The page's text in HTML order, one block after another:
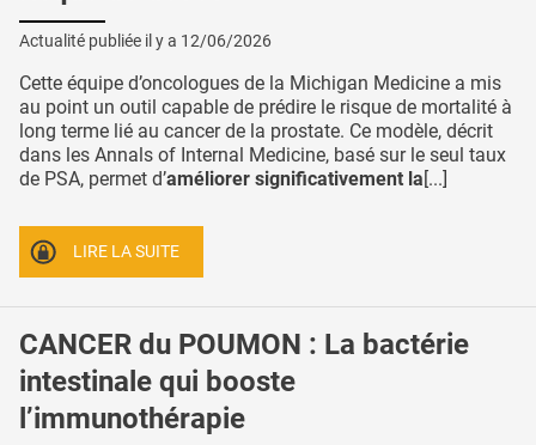
Actualité publiée il y a 12/06/2026
Cette équipe d’oncologues de la Michigan Medicine a mis
au point un outil capable de prédire le risque de mortalité à
long terme lié au cancer de la prostate. Ce modèle, décrit
dans les Annals of Internal Medicine, basé sur le seul taux
de PSA, permet d’améliorer significativement la[...]
LIRE LA SUITE
CANCER du POUMON : La bactérie
intestinale qui booste
l’immunothérapie